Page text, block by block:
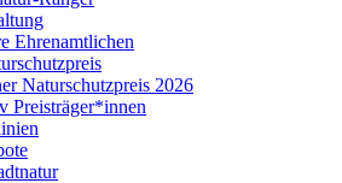
Ehrenamtlichen
Naturschutzpreis 2026
Preisträger*innen